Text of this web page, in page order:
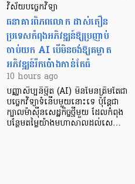
វិស័យបច្ចេកវិទ្យា
ធនាគារពិភពលោក ដាស់តឿន
ប្រទេសកំពុងអភិវឌ្ឍន៍ឱ្យប្រញាប់
ចាប់យក AI បើមិនចង់ឱ្យគម្លាត
អភិវឌ្ឍន៍រីកប៉ោងកាន់តែធំ
10 hours ago
បញ្ញាសិប្បនិម្មិត (AI) មិនមែនត្រឹមតែជា
បច្ចេកវិទ្យាទំនើបមួយនោះទេ ប៉ុន្តែជា
ក្បាលម៉ាស៊ីនសេដ្ឋកិច្ចថ្មីមួយ ដែលកំពុង
បន្ថែមតម្លៃយ៉ាងមហាសាលដល់សេ…